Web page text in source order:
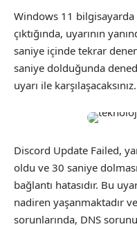
Windows 11 bilgisayarda
çıktığında, uyarının
saniye içinde tekrar
saniye dolduğunda
uyarı ile karşılaşacaksınız.
Discord Update Failed,
oldu ve 30 saniye
bağlantı hatasıdır. Bu
nadiren yaşanmaktadır
sorunlarında, DNS